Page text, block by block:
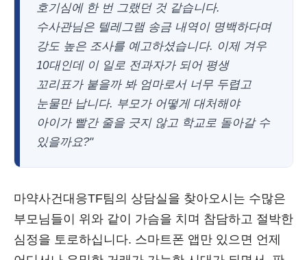
호기심에 한 번 그랬던 것 같습니다.
수사관님은 텔레그램 송금 내역이 명백하다며
강도 높은 조사를 예고하셨습니다. 이제 겨우
10대인데 이 일로 전과자가 되어 평생
꼬리표가 붙을까 봐 엄마로서 너무 두렵고
눈물만 납니다. 부모가 어떻게 대처해야
아이가 빨간 줄을 긋지 않고 학교로 돌아갈 수
있을까요?"
마약사건대응TF팀의 상담실을 찾아오시는 수많은
부모님들이 위와 같이 가슴을 치며 참담하고 절박한
심정을 토로하십니다. 스마트폰 앱만 있으면 언제